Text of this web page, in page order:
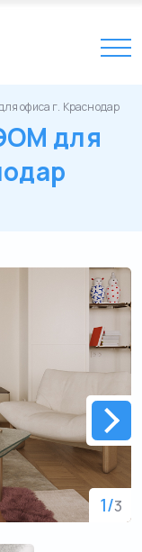
офиса г. Краснодар
для
1/3